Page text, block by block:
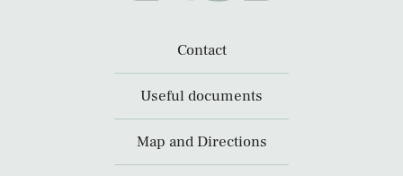
Contact
Useful documents
Map and Directions